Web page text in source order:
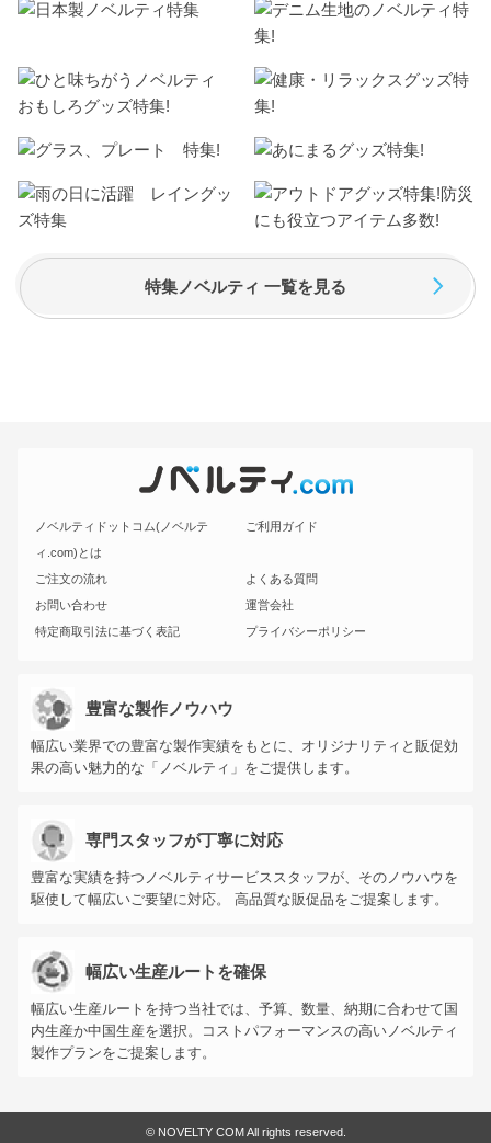
特集ノベルティ 一覧を見る
ノベルティドットコム(ノベルテ
ィ.com)とは
ご利用ガイド
ご注文の流れ
よくある質問
お問い合わせ
運営会社
特定商取引法に基づく表記
プライバシーポリシー
豊富な製作ノウハウ
幅広い業界での豊富な製作実績をもとに、オリジナリティと販促効
果の高い魅力的な「ノベルティ」をご提供します。
専門スタッフが丁寧に対応
豊富な実績を持つノベルティサービススタッフが、そのノウハウを
駆使して幅広いご要望に対応。 高品質な販促品をご提案します。
幅広い生産ルートを確保
幅広い生産ルートを持つ当社では、予算、数量、納期に合わせて国
内生産か中国生産を選択。コストパフォーマンスの高いノベルティ
製作プランをご提案します。
© NOVELTY COM All rights reserved.